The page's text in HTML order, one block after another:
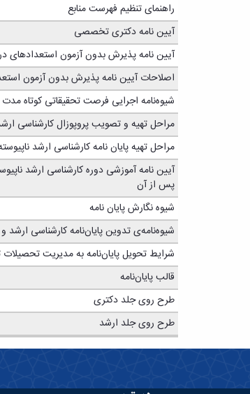
راهنمای تنظیم فهرست منابع
آیین نامه دکتری تخصصی
آیین نامه پذیرش بدون آزمون
اصلاحات آیین نامه پذیرش بدون آزمون
شیوه‌نامه اجرایی فرصت تحقیقاتی کوتاه
مراحل تهیه و تصویب پروپوزال کارشناسی
مراحل تهیه پایان نامه کارشناسی ارشد
پس از آن
شیوه نگارش پایان نامه
شیوه‌نامه­‌ی تدوین پایان‌­نامه کارشناسی ارشد
شرایط تحویل پایان‌نامه به مدیریت تحصیلات
قالب پایان‌نامه
طرح روی جلد دکتری
طرح روی جلد ارشد